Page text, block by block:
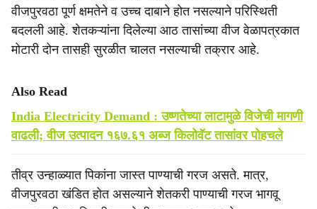
वीजपुरवठा पूर्ण क्षमतेने व उच्च दाबाने होत नसल्याने परिस्थिती
बदलली आहे. शेतकऱ्यांना दिलेल्या आठ तासांच्या वीज वेळापत्रकात
मोटारी दोन तासही सुरळीत चालत नसल्याची तक्रार आहे.
Also Read
India Electricity Demand : उष्णतेच्या लाटामुळे विजेची मागणी
वाढली; वीज उत्पादन १६७.६१ अब्ज किलोवॅट तासांवर पोहचले
तीव्र उन्हाळ्यात पिकांना जास्त पाण्याची गरज असते. मात्र,
वीजपुरवठा खंडित होत असल्याने शेतकरी पाण्याची गरज भागवू